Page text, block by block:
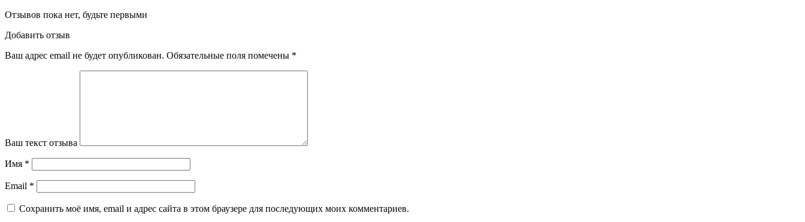
Отзывов пока нет, будьте первыми
Добавить отзыв
Ваш адрес email не будет опубликован. Обязательные поля помечены *
Ваш текст отзыва
Имя *
Email *
Сохранить моё имя, email и адрес сайта в этом браузере для последующих моих комментариев.